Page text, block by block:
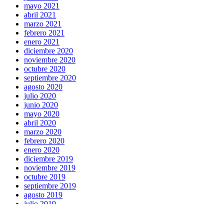
mayo 2021
abril 2021
marzo 2021
febrero 2021
enero 2021
diciembre 2020
noviembre 2020
octubre 2020
septiembre 2020
agosto 2020
julio 2020
junio 2020
mayo 2020
abril 2020
marzo 2020
febrero 2020
enero 2020
diciembre 2019
noviembre 2019
octubre 2019
septiembre 2019
agosto 2019